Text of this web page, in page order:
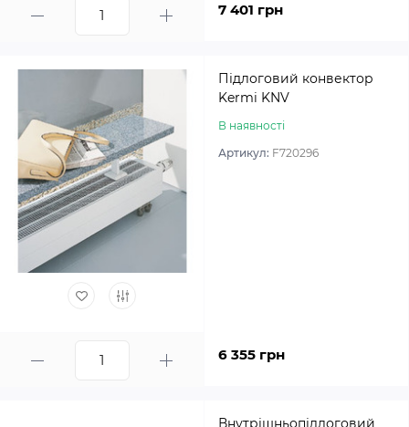
7 401 грн
Підлоговий конвектор
Kermi KNV
В наявності
Артикул: F720296
6 355 грн
Внутрішньопідлоговий